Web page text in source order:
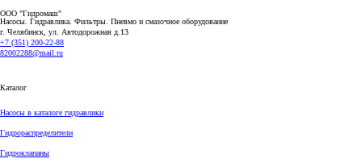
ООО "Гидромаш"
Насосы. Гидравлика. Фильтры. Пневмо и смазочное оборудование
г. Челябинск, ул. Автодорожная д.13
+7 (351) 200-22-88
82002288@mail.ru
Каталог
Насосы в каталоге гидравлики
Гидрораспределители
Гидроклапаны